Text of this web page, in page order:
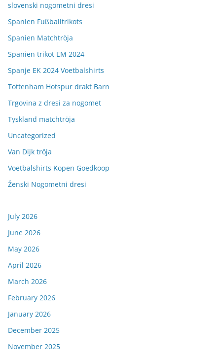
slovenski nogometni dresi
Spanien Fußballtrikots
Spanien Matchtröja
Spanien trikot EM 2024
Spanje EK 2024 Voetbalshirts
Tottenham Hotspur drakt Barn
Trgovina z dresi za nogomet
Tyskland matchtröja
Uncategorized
Van Dijk tröja
Voetbalshirts Kopen Goedkoop
Ženski Nogometni dresi
July 2026
June 2026
May 2026
April 2026
March 2026
February 2026
January 2026
December 2025
November 2025